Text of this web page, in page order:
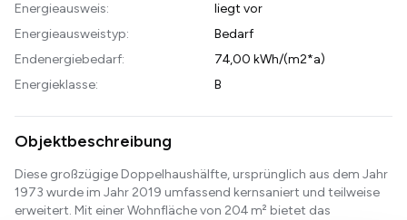
Energieausweis:
liegt vor
Energieausweistyp:
Bedarf
Endenergiebedarf:
74,00 kWh/(m2*a)
Energieklasse:
B
Objektbeschreibung
Diese großzügige Doppelhaushälfte, ursprünglich aus dem Jahr
1973 wurde im Jahr 2019 umfassend kernsaniert und teilweise
erweitert. Mit einer Wohnfläche von 204 m² bietet das